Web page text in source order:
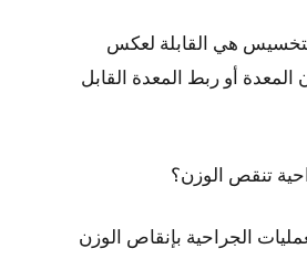
هي القابلة لعكس
المعدة أو ربط المعدة القابل
تنقص الوزن؟
الجراحية بإنقاص الوزن